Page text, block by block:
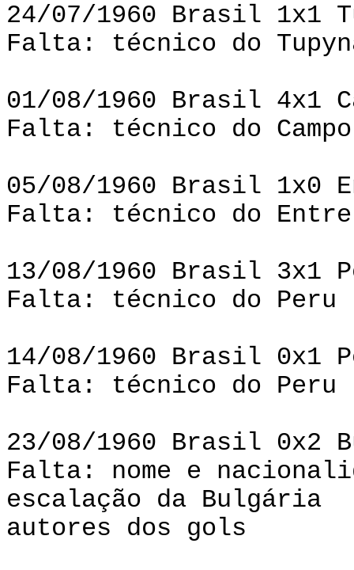
24/07/1960 Brasil 1x1
Falta: técnico do
01/08/1960 Brasil 4x1
Falta: técnico do Campo
05/08/1960 Brasil 1x0
Falta: técnico do
13/08/1960 Brasil 3x1
Falta: técnico do Peru
14/08/1960 Brasil 0x1
Falta: técnico do Peru
23/08/1960 Brasil 0x2
Falta: nome e
escalação da Bulgária
autores dos gols